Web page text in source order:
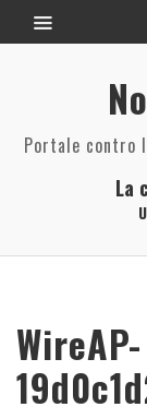
Portale contro
La
WireAP-